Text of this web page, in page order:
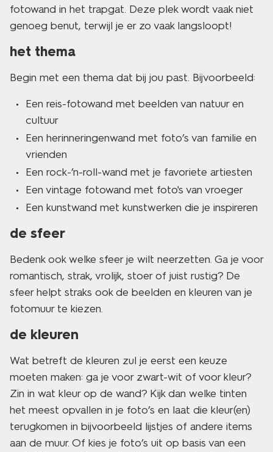
fotowand in het trapgat. Deze plek wordt vaak niet
genoeg benut, terwijl je er zo vaak langsloopt!
het thema
Begin met een thema dat bij jou past. Bijvoorbeeld:
Een reis-fotowand met beelden van natuur en
cultuur
Een herinneringenwand met foto’s van familie en
vrienden
Een rock-’n-roll-wand met je favoriete artiesten
Een vintage fotowand met foto's van vroeger
Een kunstwand met kunstwerken die je inspireren
de sfeer
Bedenk ook welke sfeer je wilt neerzetten. Ga je voor
romantisch, strak, vrolijk, stoer of juist rustig? De
sfeer helpt straks ook de beelden en kleuren van je
fotomuur te kiezen.
de kleuren
Wat betreft de kleuren zul je eerst een keuze
moeten maken: ga je voor zwart-wit of voor kleur?
Zin in wat kleur op de wand? Kijk dan welke tinten
het meest opvallen in je foto’s en laat die kleur(en)
terugkomen in bijvoorbeeld lijstjes of andere items
aan de muur. Of kies je foto’s uit op basis van een